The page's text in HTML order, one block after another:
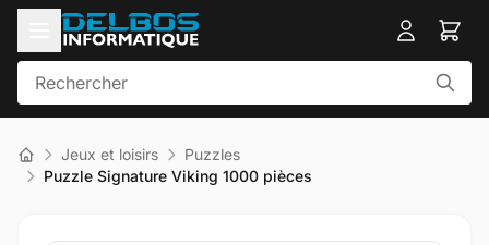
Jeux et loisirs
Puzzles
Puzzle Signature Viking 1000 pièces